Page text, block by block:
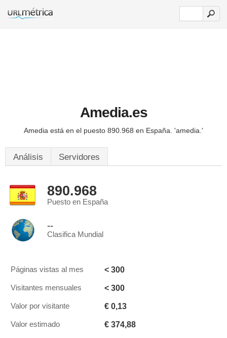
Amedia.es
Amedia está en el puesto 890.968 en España. 'amedia.'
Análisis Servidores
890.968
Puesto en España
--
Clasifica Mundial
Páginas vistas al mes < 300
Visitantes mensuales < 300
Valor por visitante € 0,13
Valor estimado € 374,88